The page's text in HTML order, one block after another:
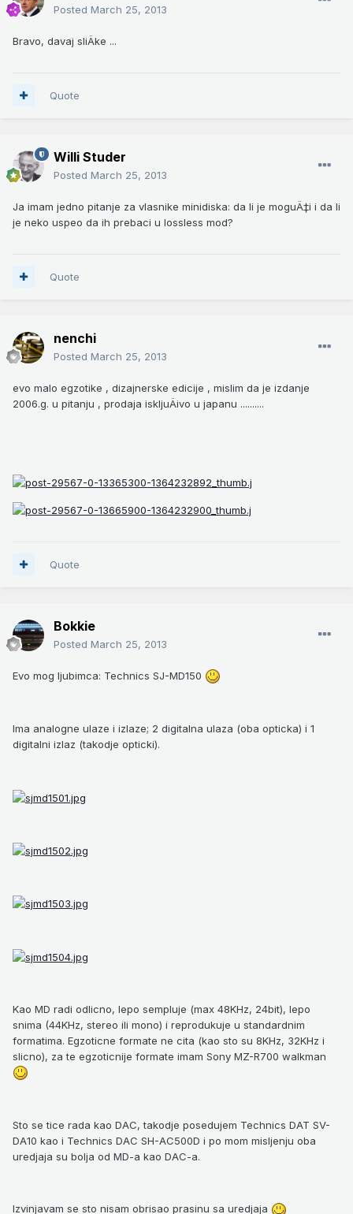
Posted March 25, 2013
Bravo, davaj sliÄke ...
Quote
Willi Studer
Posted March 25, 2013
Ja imam jedno pitanje za vlasnike minidiska: da li je moguÄ‡i i da li
je neko uspeo da ih prebaci u lossless mod?
Quote
nenchi
Posted March 25, 2013
evo malo egzotike , dizajnerske edicije , mislim da je izdanje
2006.g. u pitanju , prodaja iskljuÄivo u japanu ..........
Quote
Bokkie
Posted March 25, 2013
Evo mog ljubimca: Technics SJ-MD150
Ima analogne ulaze i izlaze; 2 digitalna ulaza (oba opticka) i 1
digitalni izlaz (takodje opticki).
Kao MD radi odlicno, lepo sempluje (max 48KHz, 24bit), lepo
snima (44KHz, stereo ili mono) i reprodukuje u standardnim
formatima. Egzoticne formate ne cita (kao sto su 8KHz, 32KHz i
slicno), za te egzoticnije formate imam Sony MZ-R700 walkman
Sto se tice rada kao DAC, takodje posedujem Technics DAT SV-
DA10 kao i Technics DAC SH-AC500D i po mom misljenju oba
uredjaja su bolja od MD-a kao DAC-a.
Izvinjavam se sto nisam obrisao prasinu sa uredjaja